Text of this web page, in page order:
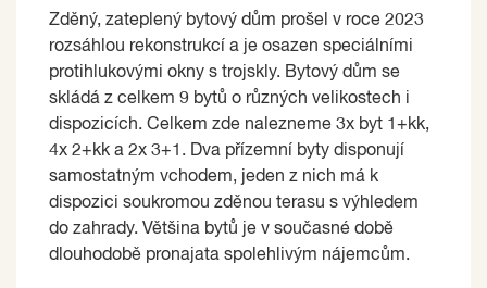
Zděný, zateplený bytový dům prošel v roce 2023
rozsáhlou rekonstrukcí a je osazen speciálními
protihlukovými okny s trojskly. Bytový dům se
skládá z celkem 9 bytů o různých velikostech i
dispozicích. Celkem zde nalezneme 3x byt 1+kk,
4x 2+kk a 2x 3+1. Dva přízemní byty disponují
samostatným vchodem, jeden z nich má k
dispozici soukromou zděnou terasu s výhledem
do zahrady. Většina bytů je v současné době
dlouhodobě pronajata spolehlivým nájemcům.